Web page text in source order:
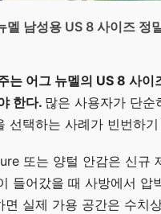
멜 남성용 US 8 사이즈 정
는 어그 뉴멜의 US 8 사이
한다. 많은 사용자가 단순
선택하는 사례가 빈번하
또는 양털 안감은 신규
들어갔을 때 사방에서 압
면 실제 가용 공간은 수치